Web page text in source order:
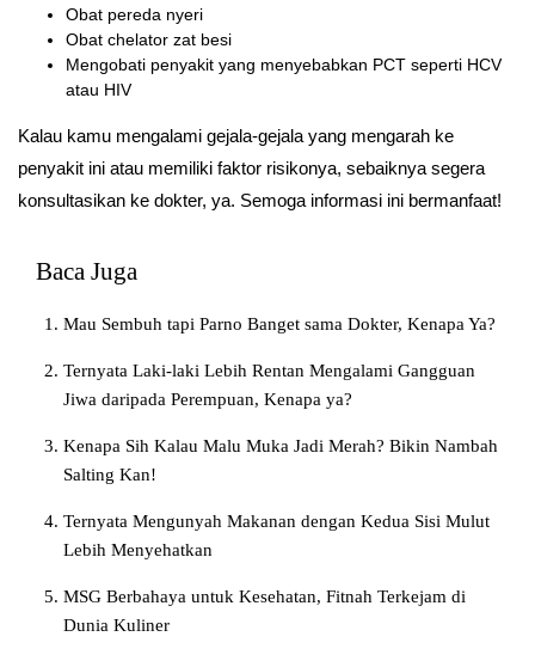
Obat pereda nyeri
Obat chelator zat besi
Mengobati penyakit yang menyebabkan PCT seperti HCV
atau HIV
Kalau kamu mengalami gejala-gejala yang mengarah ke
penyakit ini atau memiliki faktor risikonya, sebaiknya segera
konsultasikan ke dokter, ya. Semoga informasi ini bermanfaat!
Baca Juga
Mau Sembuh tapi Parno Banget sama Dokter, Kenapa Ya?
Ternyata Laki-laki Lebih Rentan Mengalami Gangguan
Jiwa daripada Perempuan, Kenapa ya?
Kenapa Sih Kalau Malu Muka Jadi Merah? Bikin Nambah
Salting Kan!
Ternyata Mengunyah Makanan dengan Kedua Sisi Mulut
Lebih Menyehatkan
MSG Berbahaya untuk Kesehatan, Fitnah Terkejam di
Dunia Kuliner